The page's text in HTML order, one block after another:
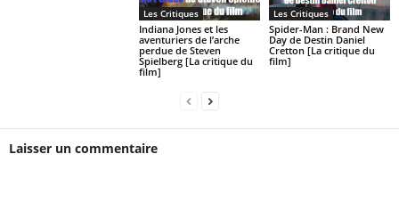
Les Critiques
Indiana Jones et les
aventuriers de l’arche
perdue de Steven
Spielberg [La critique du
film]
Les Critiques
Spider-Man : Brand New
Day de Destin Daniel
Cretton [La critique du
film]
Laisser un commentaire